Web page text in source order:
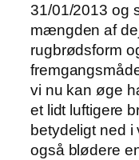
31/01/2013 og
mængden af
rugbrødsform
vi nu kan øge
et lidt luftigere
betydeligt ned
også blødere